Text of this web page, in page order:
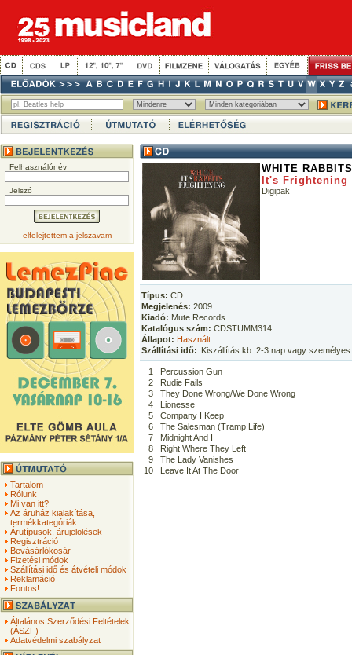
Felhasználónév
Jelszó
elfelejtettem a jelszavam
Tartalom
Rólunk
Mi van itt?
Az áruház kialakítása,
termékkategóriák
Árutípusok, árujelölések
Regisztráció
Bevásárlókosár
Fizetési módok
Szállítási idő és átvételi módok
Reklamáció
Fontos!
Általános Szerződési Feltételek
(ÁSZF)
Adatvédelmi szabályzat
WHITE RABBITS
It's Frightening
Digipak
Típus: CD
Megjelenés: 2009
Kiadó: Mute Records
Katalógus szám: CDSTUMM314
Állapot: Használt
Szállítási idő: Kiszállítás kb. 2-3 nap vagy
1
Percussion Gun
2
Rudie Fails
3
They Done Wrong/We Done Wrong
4
Lionesse
5
Company I Keep
6
The Salesman (Tramp Life)
7
Midnight And I
8
Right Where They Left
9
The Lady Vanishes
10
Leave It At The Door